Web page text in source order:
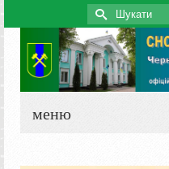
Search
for:
меню